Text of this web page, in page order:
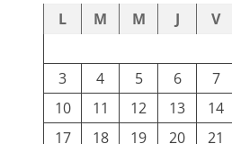
L M M J V
3
4 5 6 7
10
11 12 13 14
17
18 19 20 21